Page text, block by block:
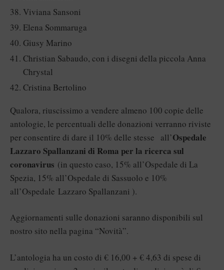
Viviana Sansoni
Elena Sommaruga
Giusy Marino
Christian Sabaudo, con i disegni della piccola Anna
Chrystal
Cristina Bertolino
Qualora, riuscissimo a vendere almeno 100 copie delle
antologie, le percentuali delle donazioni verranno riviste
per consentire di dare il 10% delle stesse all’Ospedale
Lazzaro Spallanzani di Roma per la ricerca sul
coronavirus (in questo caso, 15% all’Ospedale di La
Spezia, 15% all’Ospedale di Sassuolo e 10%
all’Ospedale Lazzaro Spallanzani ).
Aggiornamenti sulle donazioni saranno disponibili sul
nostro sito nella pagina “Novità”.
L’antologia ha un costo di € 16,00 + € 4,63 di spese di